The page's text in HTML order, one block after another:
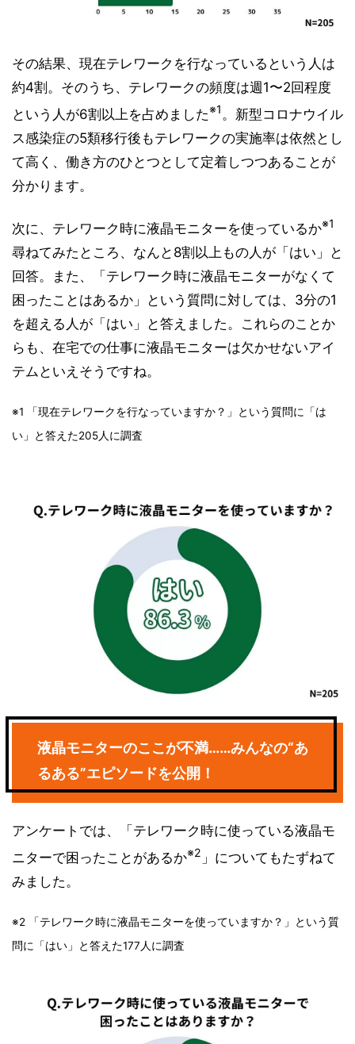
その結果、現在テレワークを行なっているという人は
約4割。そのうち、テレワークの頻度は週1〜2回程度
という人が6割以上を占めました※1。新型コロナウイル
ス感染症の5類移行後もテレワークの実施率は依然とし
て高く、働き方のひとつとして定着しつつあることが
分かります。
次に、テレワーク時に液晶モニターを使っているか※1
尋ねてみたところ、なんと8割以上もの人が「はい」と
回答。また、「テレワーク時に液晶モニターがなくて
困ったことはあるか」という質問に対しては、3分の1
を超える人が「はい」と答えました。これらのことか
らも、在宅での仕事に液晶モニターは欠かせないアイ
テムといえそうですね。
※1 「現在テレワークを行なっていますか？」という質問に「は
い」と答えた205人に調査
液晶モニターのここが不満……みんなの“あ
るある”エピソードを公開！
アンケートでは、「テレワーク時に使っている液晶モ
ニターで困ったことがあるか※2 」についてもたずねて
みました。
※2 「テレワーク時に液晶モニターを使っていますか？」という質
問に「はい」と答えた177人に調査